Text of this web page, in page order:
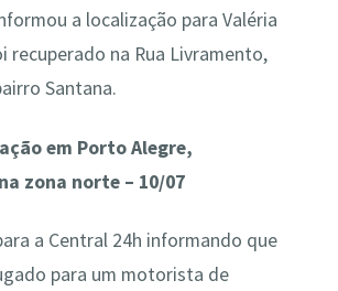
a localização para Valéria
recuperado na Rua Livramento,
Santana.
em Porto Alegre,
zona norte – 10/07
a Central 24h informando que
para um motorista de